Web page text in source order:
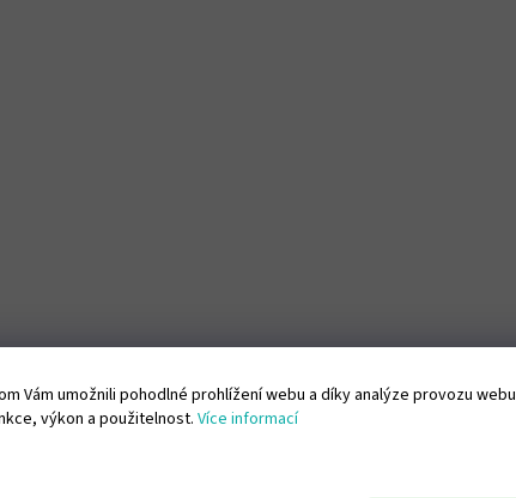
Vám umožnili pohodlné prohlížení webu a díky analýze provozu webu
výkon a použitelnost.Více informací